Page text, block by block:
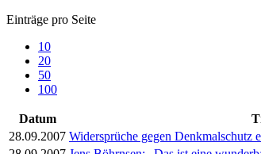
Einträge pro Seite
10
20
50
100
Datum
28.09.2007 Widersprüche gegen Denkmalschutz